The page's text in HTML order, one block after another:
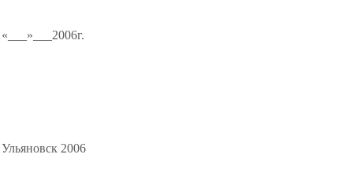
«___»___2006г.
Ульяновск 2006